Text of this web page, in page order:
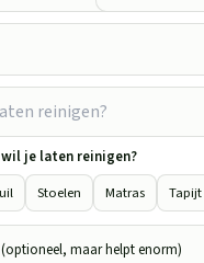
reinigen?
je laten reinigen?
Stoelen Matras Tapijt
maar helpt enorm)